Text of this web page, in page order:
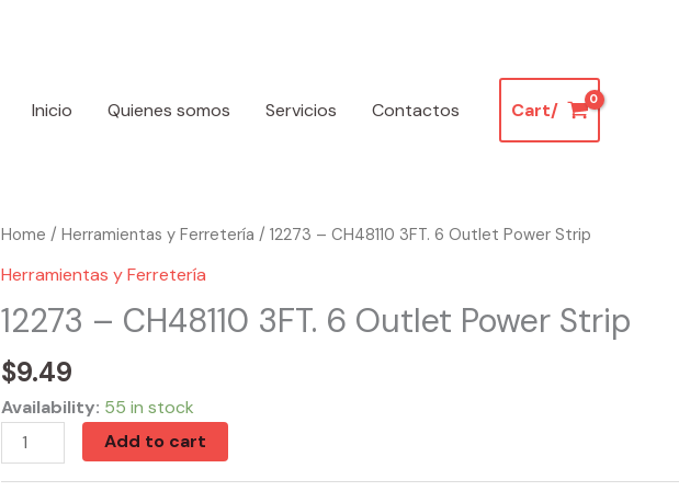
Inicio Quienes somos Servicios Contactos Cart/
Home / Herramientas y Ferretería / 12273 – CH48110 3FT. 6 Outlet Power Strip
Herramientas y Ferretería
12273 – CH48110 3FT. 6 Outlet Power Strip
$9.49
Availability: 55 in stock
12273
-
3FT.
Outlet
Power
Strip
quantity
Add to cart